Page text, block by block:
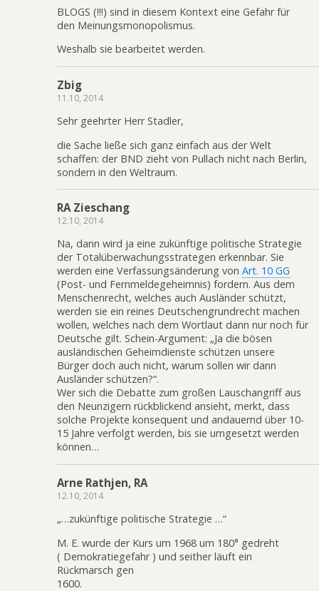
BLOGS (!!!) sind in diesem Kontext eine Gefahr für
den Meinungsmonopolismus.
Weshalb sie bearbeitet werden.
Zbig
11.10, 2014
Sehr geehrter Herr Stadler,
die Sache ließe sich ganz einfach aus der Welt
schaffen: der BND zieht von Pullach nicht nach Berlin,
sondern in den Weltraum.
RA Zieschang
12.10, 2014
Na, dann wird ja eine zukünftige politische Strategie
der Totalüberwachungsstrategen erkennbar. Sie
werden eine Verfassungsänderung von Art. 10 GG
(Post- und Fernmeldegeheimnis) fordern. Aus dem
Menschenrecht, welches auch Ausländer schützt,
werden sie ein reines Deutschengrundrecht machen
wollen, welches nach dem Wortlaut dann nur noch für
Deutsche gilt. Schein-Argument: „Ja die bösen
ausländischen Geheimdienste schützen unsere
Bürger doch auch nicht, warum sollen wir dann
Ausländer schützen?“.
Wer sich die Debatte zum großen Lauschangriff aus
den Neunzigern rückblickend ansieht, merkt, dass
solche Projekte konsequent und andauernd über 10-
15 Jahre verfolgt werden, bis sie umgesetzt werden
können…
Arne Rathjen, RA
12.10, 2014
„…zukünftige politische Strategie …“
M. E. wurde der Kurs um 1968 um 180° gedreht
( Demokratiegefahr ) und seither läuft ein
Rückmarsch gen
1600.